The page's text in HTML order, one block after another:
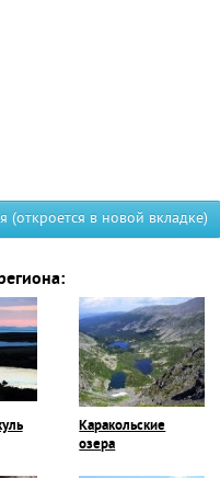
в новой вкладке)
Каракольские
озера